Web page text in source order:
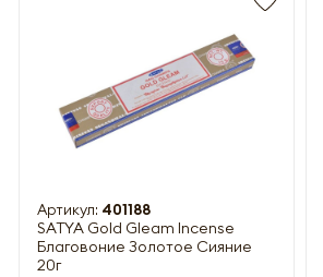
Артикул: 401188
SATYA Gold Gleam Incense
Благовоние Золотое Сияние
20г